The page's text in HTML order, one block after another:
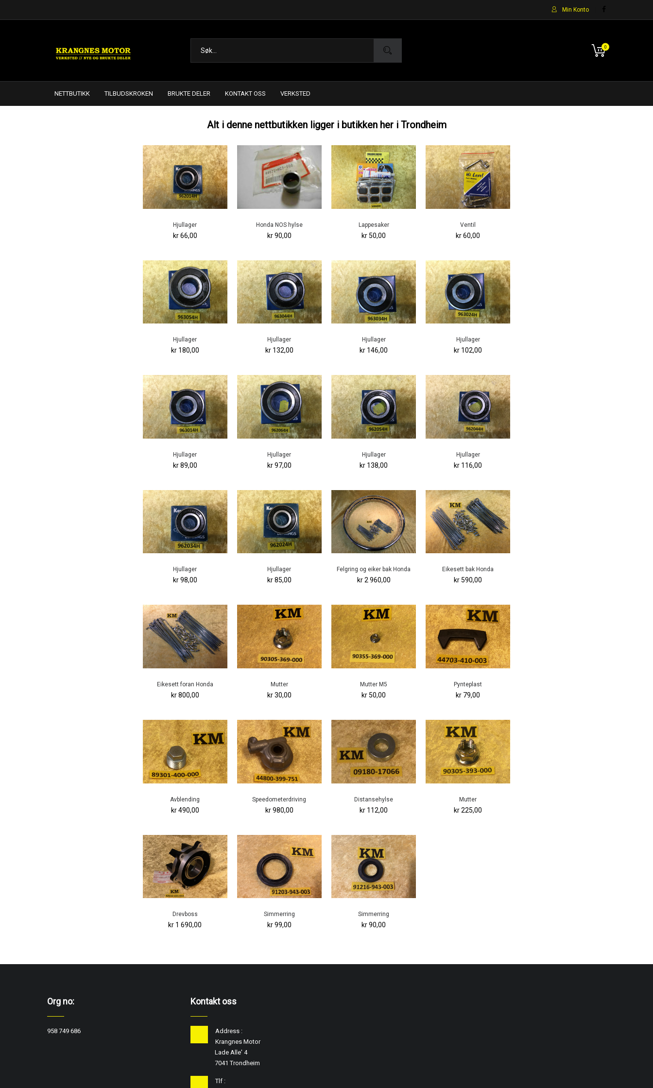
Min Konto
0
NETTBUTIKK TILBUDSKROKEN BRUKTE DELER KONTAKT OSS VERKSTED
Alt i denne nettbutikken ligger i butikken her i Trondheim
Hjullager
kr 66,00
Honda NOS hylse
kr 90,00
Lappesaker
kr 50,00
Ventil
kr 60,00
Hjullager
kr 180,00
Hjullager
kr 132,00
Hjullager
kr 146,00
Hjullager
kr 102,00
Hjullager
kr 89,00
Hjullager
kr 97,00
Hjullager
kr 138,00
Hjullager
kr 116,00
Hjullager
kr 98,00
Hjullager
kr 85,00
Felgring og eiker bak Honda
kr 2 960,00
Eikesett bak Honda
kr 590,00
Eikesett foran Honda
kr 800,00
Mutter
kr 30,00
Mutter M5
kr 50,00
Pynteplast
kr 79,00
Avblending
kr 490,00
Speedometerdriving
kr 980,00
Distansehylse
kr 112,00
Mutter
kr 225,00
Drevboss
kr 1 690,00
Simmerring
kr 99,00
Simmerring
kr 90,00
Org no:
958 749 686
Kontakt oss
Address :
Krangnes Motor
Lade Alle' 4
7041 Trondheim
Tlf :